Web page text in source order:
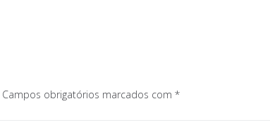
Campos obrigatórios marcados com *